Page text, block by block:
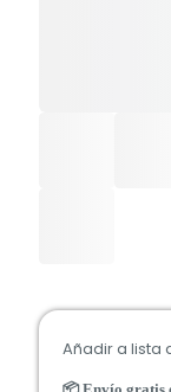
Añadir a lista
📦 Envío gratis